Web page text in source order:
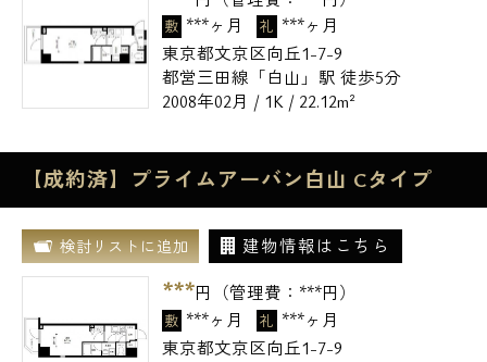
敷 ***ヶ月 礼 ***ヶ月
東京都文京区向丘1-7-9
都営三田線「白山」駅 徒歩5分
2008年02月 / 1K / 22.12m²
【成約済】プライムアーバン白山 Cタイプ
検討リストに追加 建物情報はこちら
***円（管理費： ***円）
敷 ***ヶ月 礼 ***ヶ月
東京都文京区向丘1-7-9